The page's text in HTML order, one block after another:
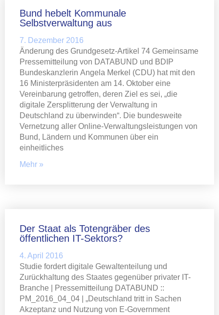
Bund hebelt Kommunale
Selbstverwaltung aus
7. Dezember 2016
Änderung des Grundgesetz-Artikel 74 Gemeinsame
Pressemitteilung von DATABUND und BDIP
Bundeskanzlerin Angela Merkel (CDU) hat mit den
16 Ministerpräsidenten am 14. Oktober eine
Vereinbarung getroffen, deren Ziel es sei, „die
digitale Zersplitterung der Verwaltung in
Deutschland zu überwinden“. Die bundesweite
Vernetzung aller Online-Verwaltungsleistungen von
Bund, Ländern und Kommunen über ein
einheitliches
Mehr »
Der Staat als Totengräber des
öffentlichen IT-Sektors?
4. April 2016
Studie fordert digitale Gewaltenteilung und
Zurückhaltung des Staates gegenüber privater IT-
Branche | Pressemitteilung DATABUND ::
PM_2016_04_04 | „Deutschland tritt in Sachen
Akzeptanz und Nutzung von E-Government